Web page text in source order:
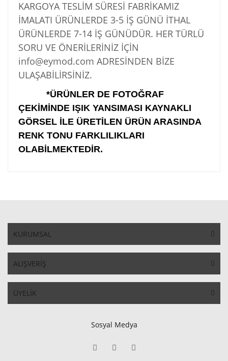
KARGOYA TESLİM SÜRESİ FABRİKAMIZ
İMALATI ÜRÜNLERDE 3-5 İŞ GÜNÜ İTHAL
ÜRÜNLERDE 7-14 İŞ GÜNÜDÜR. HER TÜRLÜ
SORU VE ÖNERİLERİNİZ İÇİN
info@eymod.com ADRESİNDEN BİZE
ULAŞABİLİRSİNİZ.
*ÜRÜNLER DE FOTOĞRAF
ÇEKİMİNDE IŞIK YANSIMASI KAYNAKLI
GÖRSEL İLE ÜRETİLEN ÜRÜN ARASINDA
RENK TONU FARKLILIKLARI
OLABİLMEKTEDİR.
KURUMSAL
ALIŞVERİŞ
ÜYELİK
Sosyal Medya